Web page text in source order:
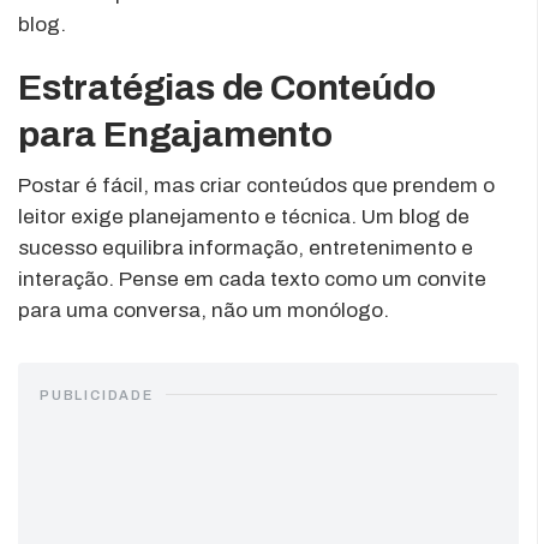
blog.
Estratégias de Conteúdo
para Engajamento
Postar é fácil, mas criar conteúdos que prendem o
leitor exige planejamento e técnica. Um blog de
sucesso equilibra informação, entretenimento e
interação. Pense em cada texto como um convite
para uma conversa, não um monólogo.
PUBLICIDADE